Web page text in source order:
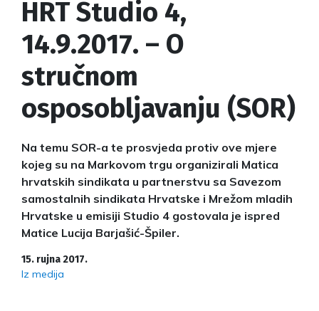
HRT Studio 4,
14.9.2017. – O
stručnom
osposobljavanju (SOR)
Na temu SOR-a te prosvjeda protiv ove mjere
kojeg su na Markovom trgu organizirali Matica
hrvatskih sindikata u partnerstvu sa Savezom
samostalnih sindikata Hrvatske i Mrežom mladih
Hrvatske u emisiji Studio 4 gostovala je ispred
Matice Lucija Barjašić-Špiler.
15. rujna 2017.
Iz medija